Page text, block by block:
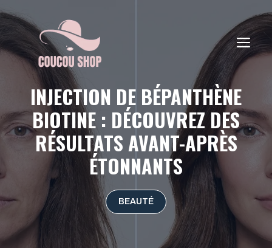
au
contenu
INJECTION DE BÉPANTHÈNE
BIOTINE : DÉCOUVREZ DES
RÉSULTATS AVANT-APRÈS
ÉTONNANTS
BEAUTÉ